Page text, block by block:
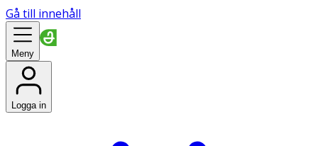
Gå till innehåll
Meny
Logga in